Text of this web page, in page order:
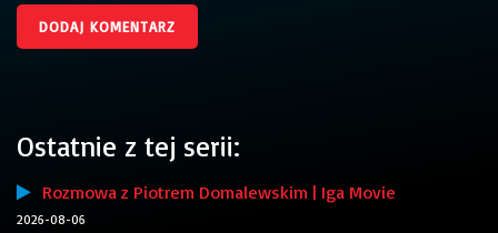
Ostatnie z tej serii:
Rozmowa z Piotrem Domalewskim | Iga Movie
2026-08-06